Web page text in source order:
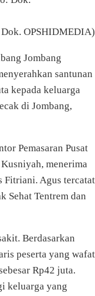
Dok. OPSHIDMEDIA)
Jombang
santunan
kepada keluarga
di Jombang,
Pemasaran Pusat
menerima
Fitriani. Agus tercatat
Sehat Tentrem dan
Berdasarkan
peserta yang wafat
Rp42 juta.
keluarga yang